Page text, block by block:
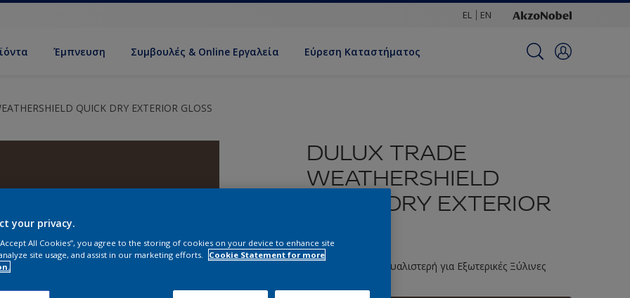
EL EN
Έμπνευση Συμβουλές & Online Εργαλεία Εύρεση Καταστήματος
QUICK DRY EXTERIOR GLOSS
DULUX TRADE
WEATHERSHIELD
QUICK DRY EXTERIOR
Ριπολίνη Νερού Γυαλιστερή για Εξωτερικές Ξύλινες
your privacy.
All Cookies”, you agree to the storing of cookies on your device to enhance site
site usage, and assist in our marketing efforts.
Cookie Statement for more